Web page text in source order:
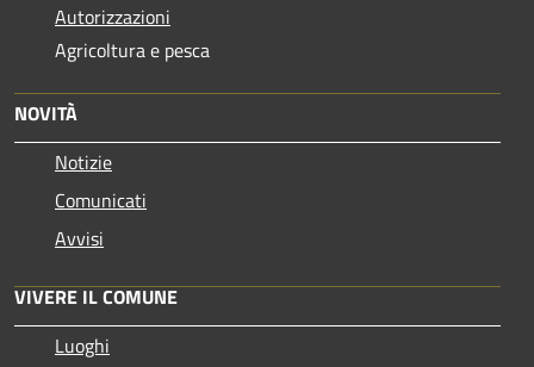
Autorizzazioni
Agricoltura e pesca
NOVITÀ
Notizie
Comunicati
Avvisi
VIVERE IL COMUNE
Luoghi